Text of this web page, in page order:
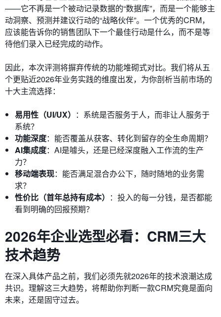
——它不再是一个被动记录数据的“数据库”，而是一个能够主
动洞察、预测并建议行动的“战略伙伴”。一个优秀的CRM，
应该能告诉你的销售团队下一个最佳行动是什么，而不是等
待他们录入已经完成的动作。
因此，本次评测将摒弃传统的功能堆砌式对比。我们将从五
个更贴近2026年业务实践的维度出发，为你剖析当前市场的
十大主流选择：
易用性（UI/UX） ：系统是否服务于人，而非让人服务于
系统？
功能深度：能否覆盖从获客、转化到留存的全生命周期？
AI集成度：AI是噱头，还是已经深度融入工作流的生产
力？
移动端表现：能否满足混合办公下，随时随地的业务需
求？
性价比（首年总持有成本） ：投入的每一分钱，是否都能
看到明确的回报预期？
2026年企业选型必看：CRM三大
技术趋势
在深入具体产品之前，我们必须先就2026年的技术浪潮达成
共识。理解这三大趋势，将帮助你判断一款CRM究竟是面向
未来，还是固守过去。